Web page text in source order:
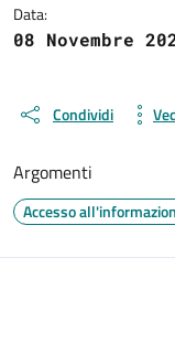
Data:
08 Novembre
Condividi
Argomenti
Accesso